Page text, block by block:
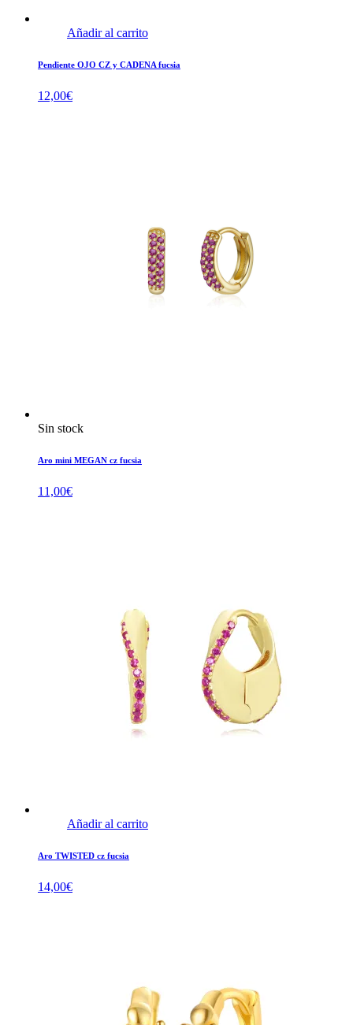
Añadir al carrito
Pendiente OJO CZ y CADENA fucsia
12,00€
Sin stock
Aro mini MEGAN cz fucsia
11,00€
Añadir al carrito
Aro TWISTED cz fucsia
14,00€